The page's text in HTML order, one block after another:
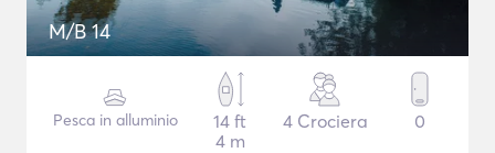
M/B 14
Pesca in alluminio
14 ft
4 m
4 Crociera 0